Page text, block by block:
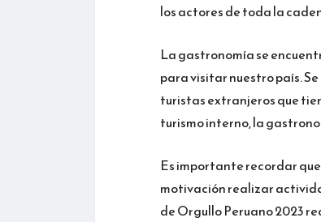
los actores de toda la
La gastronomía se
para visitar nuestro país.
turistas extranjeros que
turismo interno, la
Es importante recordar
motivación realizar
de Orgullo Peruano 2023